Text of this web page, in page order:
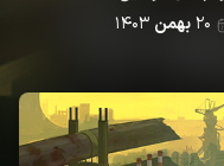
۲۰بهمن ۱۴۰۳